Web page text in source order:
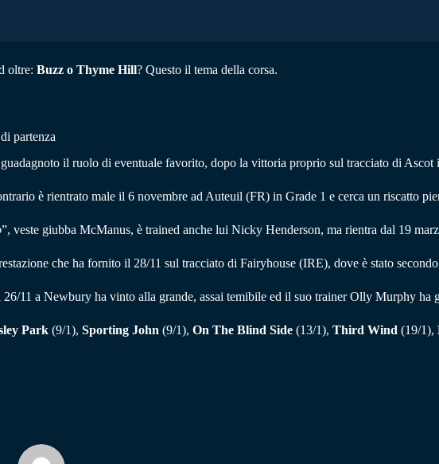
oltre: Buzz o Thyme Hill? Questo il tema della corsa.
partenza
il ruolo di eventuale favorito, dopo la vittoria proprio sul tracciato di
è rientrato male il 6 novembre ad Auteuil (FR) in Grade 1 e cerca un riscatto
”, veste giubba McManus, è trained anche lui Nicky Henderson, ma rientra dal 19
che ha fornito il 28/11 sul tracciato di Fairyhouse (IRE), dove è stato
11 a Newbury ha vinto alla grande, assai temibile ed il suo trainer Olly Murphy ha
Park (9/1), Sporting John (9/1), On The Blind Side (13/1), Third Wind (19/1),